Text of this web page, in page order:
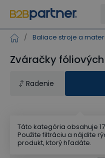
/ Baliace stroje a
Zváračky
Radenie
Táto kategória obsahuje
Použite filtráciu a nájdite
produkt, ktorý hľadáte.